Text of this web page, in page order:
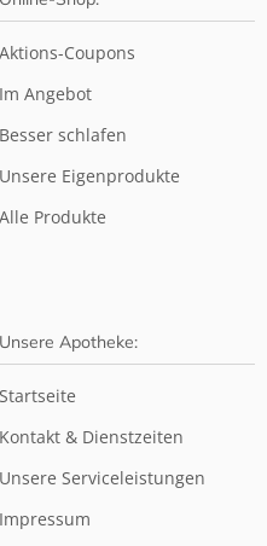
Aktions-Coupons
Im Angebot
Besser schlafen
Unsere Eigenprodukte
Alle Produkte
Unsere Apotheke:
Startseite
Kontakt & Dienstzeiten
Unsere Serviceleistungen
Impressum